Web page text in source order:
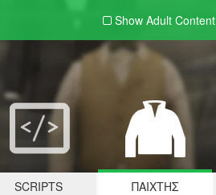
Show Adult Content
SCRIPTS ΠΑΊΧΤΗΣ